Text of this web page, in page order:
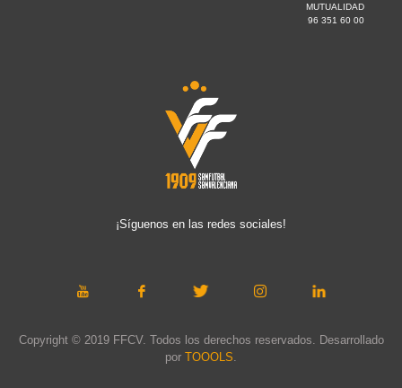
MUTUALIDAD
96 351 60 00
¡Síguenos en las redes sociales!
Copyright © 2019 FFCV. Todos los derechos reservados. Desarrollado
por TOOOLS